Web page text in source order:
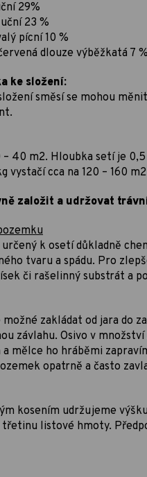
29%
23 %
pícní 10 %
dlouze výběžkatá 7 %
ke složení:
směsí se mohou
– 40 m2. Hloubka setí je 0,5
vystačí cca na 120 – 160
založit a udržovat
k osetí důkladně
tvaru a spádu. Pro
či rašelinný substrát a
možné zakládat od jara do
závlahu. Osivo v
a mělce ho hráběmi
opatrně a často
kosením udržujeme
třetinu listové hmoty.